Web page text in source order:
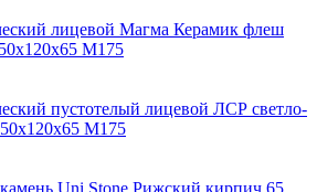
лицевой Магма Керамик флеш
М175
пустотелый лицевой ЛСР светло-
М175
Uni Stone Рижский кирпич 65